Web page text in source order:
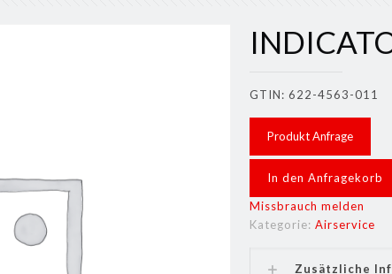
GTIN: 622-4563-011
Produkt Anfrage
In den Anfragekorb
Missbrauch melden
Kategorie:Airservice
Zusätzliche